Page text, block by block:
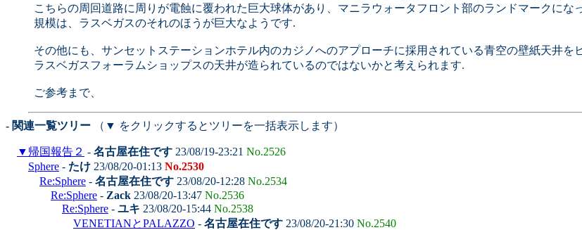
こちらの周回道路に周りが電蝕に覆われた巨大球体があり、マニラウォータフロント部のランドマークにな
規模は、ラスベガスのそれのほうが巨大なようです.
その他にも、サンセットステーションホテル内のカジノへのアプローチに採用されている青空の壁紙天井を
ラスベガスフォーラムショップスの天井が造られているのではないかと考えられます.
ご参考まで、
- 関連一覧ツリー （▼ をクリックするとツリーを一括表示します）
▼ 帰国報告２ - 名古屋在住です 23/08/19-23:21 No.2526
Sphere - たけ 23/08/20-01:13 No.2530
Re:Sphere - 名古屋在住です 23/08/20-12:28 No.2534
Re:Sphere - Zack 23/08/20-13:47 No.2536
Re:Sphere - ユキ 23/08/20-15:44 No.2538
VENETIANとPALAZZO - 名古屋在住です 23/08/20-21:30 No.2540